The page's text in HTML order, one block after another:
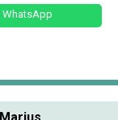
WhatsApp